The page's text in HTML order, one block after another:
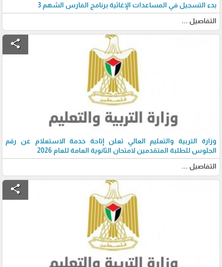
بدء التسجيل في المساعدات الإغاثية برنامج الفارس الشهم 3
التفاصيل ...
share
وزارة التربية والتعليم العالي تعلن إتاحة خدمة الاستعلام عن رقم
الجلوس للطلبة المتقدمين لامتحان الثانوية العامة للعام 2026
التفاصيل ...
share